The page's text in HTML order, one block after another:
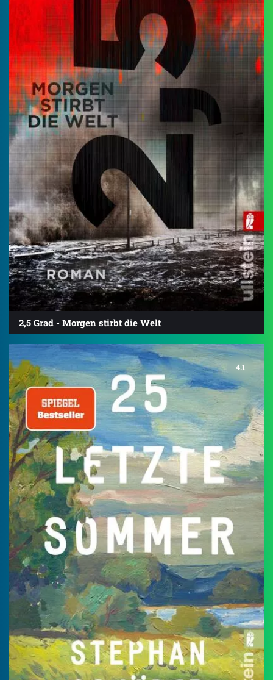
2,5 Grad - Morgen stirbt die Welt
4.1